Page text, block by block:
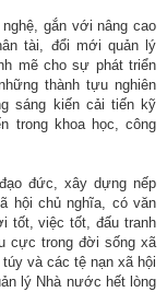
gắn với nâng cao
tài, đổi mới quản lý
mẽ cho sự phát triển
thành tựu nghiên
sáng kiến cải tiến kỹ
trong khoa học, công
đức, xây dựng nếp
hội chủ nghĩa, có văn
tốt, việc tốt, đấu tranh
cực trong đời sống xã
và các tệ nạn xã hội
lý Nhà nước hết lòng